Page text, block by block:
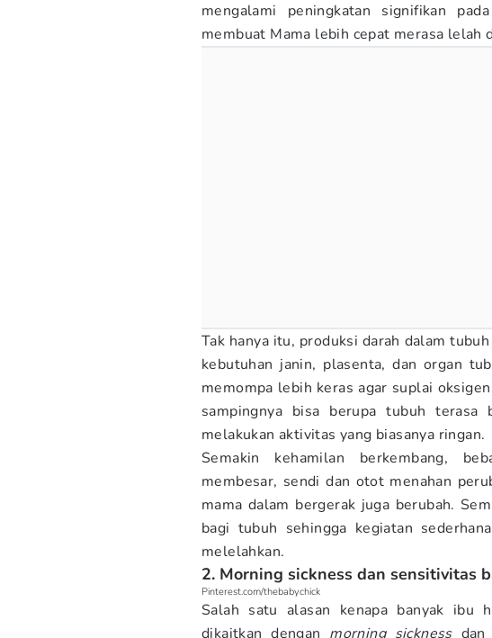
mengalami peningkatan signifikan
membuat Mama lebih cepat merasa lelah
Tak hanya itu, produksi darah dalam
kebutuhan janin, plasenta, dan organ
memompa lebih keras agar suplai
sampingnya bisa berupa tubuh terasa
melakukan aktivitas yang biasanya ringan.
Semakin kehamilan berkembang,
membesar, sendi dan otot menahan
mama dalam bergerak juga berubah.
bagi tubuh sehingga kegiatan
melelahkan.
2. Morning sickness dan sensitivitas
Pinterest.com/thebabychick
Salah satu alasan kenapa banyak ibu
dikaitkan dengan morning sicknessdan